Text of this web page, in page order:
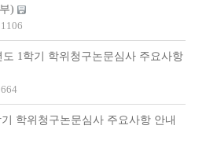
)
1106
도 1학기 학위청구논문심사 주요사항
664
학위청구논문심사 주요사항 안내